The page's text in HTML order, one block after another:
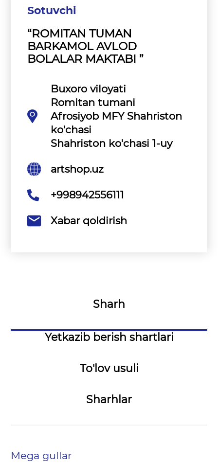
Sotuvchi
“ROMITAN TUMAN
BARKAMOL AVLOD
BOLALAR MAKTABI ”
Buxoro viloyati
Romitan tumani
Afrosiyob MFY Shahriston
ko'chasi
Shahriston ko'chasi 1-uy
artshop.uz
+998942556111
Xabar qoldirish
Sharh
Yetkazib berish shartlari
To'lov usuli
Sharhlar
Mega gullar